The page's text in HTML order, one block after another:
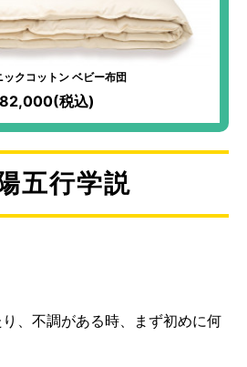
ックコットン ベビー布団
税込)
五行学説
、不調がある時、まず初めに何